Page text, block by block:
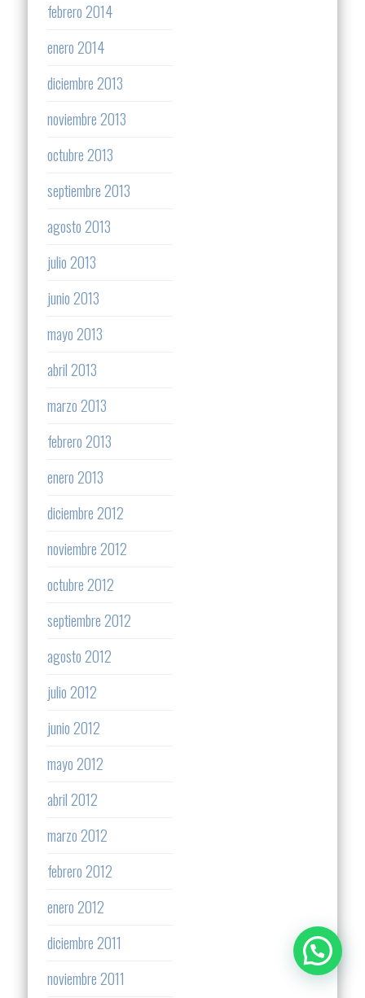
febrero 2014
enero 2014
diciembre 2013
noviembre 2013
octubre 2013
septiembre 2013
agosto 2013
julio 2013
junio 2013
mayo 2013
abril 2013
marzo 2013
febrero 2013
enero 2013
diciembre 2012
noviembre 2012
octubre 2012
septiembre 2012
agosto 2012
julio 2012
junio 2012
mayo 2012
abril 2012
marzo 2012
febrero 2012
enero 2012
diciembre 2011
noviembre 2011